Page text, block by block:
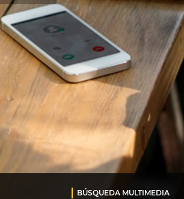
BÚSQUEDA MULTIMEDIA